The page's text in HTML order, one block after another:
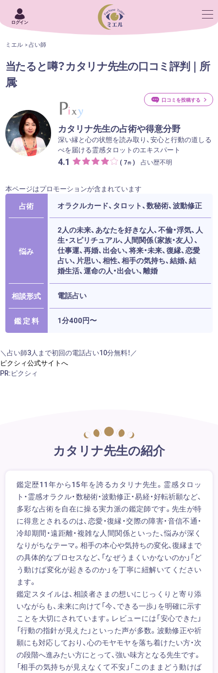
ログイン
ミエル 占い師
当たると噂？カタリナ先生の口コミ評判｜所
属:
カタリナ先生の占術や得意分野
深い縁と心の状態を読み取り、安心と行動の道しる
べを届ける霊感タロットのエキスパート
4.1 ( 7件 ) 占い歴不明
口コミを投稿する
本ページはプロモーションが含まれています
占術 オラクルカード、タロット、数秘術、波動修正
悩み
2人の未来、あなたを好きな人、不倫・浮気、人
生・スピリチュアル、人間関係（家族・友人）、
仕事運、再婚、出会い、将来・未来、復縁、恋愛
占い、片思い、相性、相手の気持ち、結婚、結
婚生活、運命の人・出会い、離婚
相談形式 電話占い
鑑 定 料 1分400円〜
＼占い師3人まで初回の電話占い10分無料！／
ピクシィ公式サイトへ
PR:ピクシィ
カタリナ先生の紹介
鑑定歴11年から15年を誇るカタリナ先生。霊感タロッ
ト・霊感オラクル・数秘術・波動修正・易経・好転祈願など、
多彩な占術を自在に操る実力派の鑑定師です。先生が特
に得意とされるのは、恋愛・復縁・交際の障害・音信不通・
冷却期間・遠距離・複雑な人間関係といった、悩みが深く
なりがちなテーマ。相手の本心や気持ちの変化、復縁まで
の具体的なプロセスなど、「なぜうまくいかないのか」「ど
う動けば変化が起きるのか」を丁寧に紐解いてください
ます。
鑑定スタイルは、相談者さまの想いにじっくりと寄り添
いながらも、未来に向けて「今、できる一歩」を明確に示す
ことを大切にされています。レビューには「安心できた」
「行動の指針が見えた」といった声が多数。波動修正や祈
願にも対応しており、心のモヤモヤを落ち着けたい方・次
の段階へ進みたい方にとって、強い味方となる先生です。
「相手の気持ちが見えなくて不安」「このままどう動けば